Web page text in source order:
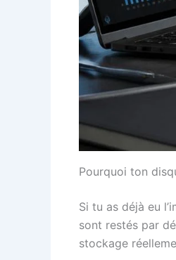
Pourquoi ton
Si tu as déjà eu
sont restés par
stockage